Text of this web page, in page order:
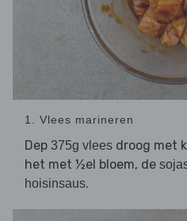
1. Vlees marineren
Dep 375g vlees droog met
het met ½el bloem, de
hoisinsaus.